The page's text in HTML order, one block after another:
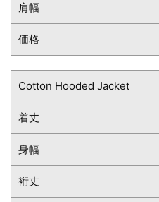
肩幅
価格
Cotton Hooded Jacket
着丈
身幅
裄丈